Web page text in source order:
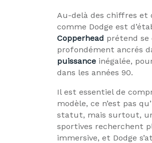
Au-delà des chiffres et
comme Dodge est
Copperhead prétend se
profondément ancrés
puissance inégalée,
dans les années 90.
Il est essentiel de
modèle, ce n’est pas
statut, mais surtout,
sportives recherchent
immersive, et Dodge